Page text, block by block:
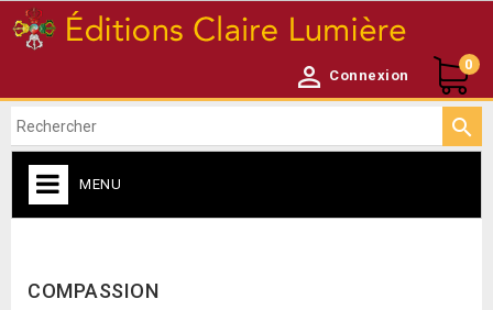
 Connexion
0

MENU
COMPASSION